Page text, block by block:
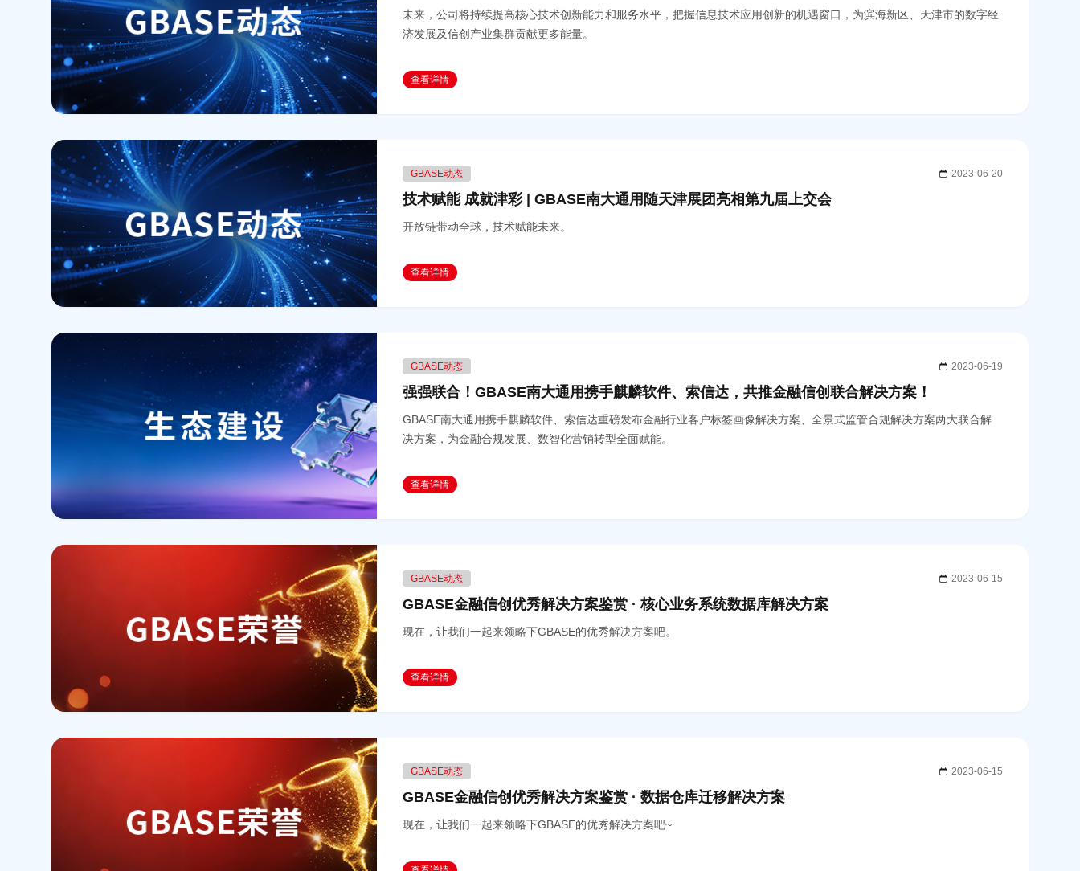
未来，公司将持续提高核心技术创新能力和服务水平，把握信息技术应用创新的机遇窗口，为滨海新区、天津市的数字经
济发展及信创产业集群贡献更多能量。
查看详情
GBASE动态 2023-06-20
技术赋能 成就津彩 | GBASE南大通用随天津展团亮相第九届上交会
开放链带动全球，技术赋能未来。
查看详情
GBASE动态 2023-06-19
强强联合！GBASE南大通用携手麒麟软件、索信达，共推金融信创联合解决方案！
GBASE南大通用携手麒麟软件、索信达重磅发布金融行业客户标签画像解决方案、全景式监管合规解决方案两大联合解
决方案，为金融合规发展、数智化营销转型全面赋能。
查看详情
GBASE动态 2023-06-15
GBASE金融信创优秀解决方案鉴赏 · 核心业务系统数据库解决方案
现在，让我们一起来领略下GBASE的优秀解决方案吧。
查看详情
GBASE动态 2023-06-15
GBASE金融信创优秀解决方案鉴赏 · 数据仓库迁移解决方案
现在，让我们一起来领略下GBASE的优秀解决方案吧~